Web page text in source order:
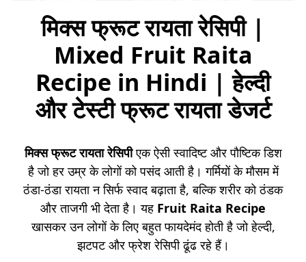
मिक्स फ्रूट रायता रेसिपी |
Mixed Fruit Raita
Recipe in Hindi | हेल्दी
और टेस्टी फ्रूट रायता डेजर्ट
मिक्स फ्रूट रायता रेसिपीएक ऐसी स्वादिष्ट और पौष्टिक डिश
है जो हर उम्र के लोगों को पसंद आती है। गर्मियों के मौसम में
ठंडा-ठंडा रायता न सिर्फ स्वाद बढ़ाता है, बल्कि शरीर को ठंडक
और ताजगी भी देता है। यह Fruit Raita Recipe
खासकर उन लोगों के लिए बहुत फायदेमंद होती है जो हेल्दी,
झटपट और फ्रेश रेसिपी ढूंढ रहे हैं।